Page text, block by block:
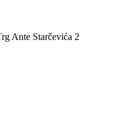
Ante Starčevića 2